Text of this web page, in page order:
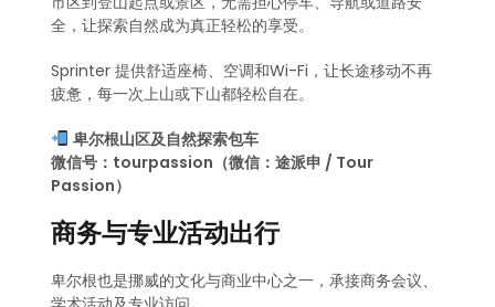
全，让探索自然成为真正轻松的享受。
Sprinter 提供舒适座椅、空调和Wi-Fi，让长途移动不再
疲惫，每一次上山或下山都轻松自在。
卑尔根山区及自然探索包车
微信号：tourpassion（微信：途派申 / Tour
Passion）
商务与专业活动出行
卑尔根也是挪威的文化与商业中心之一，承接商务会议、